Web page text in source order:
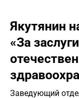
Якутянин
«За
Заведующий